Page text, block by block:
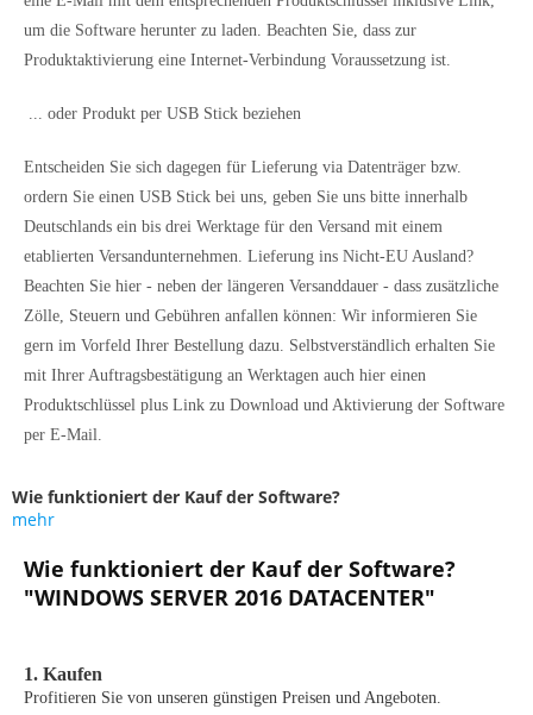
um die Software herunter zu laden. Beachten Sie, dass zur
Produktaktivierung eine Internet-Verbindung Voraussetzung ist.
... oder Produkt per USB Stick beziehen
Entscheiden Sie sich dagegen für Lieferung via Datenträger bzw.
ordern Sie einen USB Stick bei uns, geben Sie uns bitte innerhalb
Deutschlands ein bis drei Werktage für den Versand mit einem
etablierten Versandunternehmen. Lieferung ins Nicht-EU Ausland?
Beachten Sie hier - neben der längeren Versanddauer - dass zusätzliche
Zölle, Steuern und Gebühren anfallen können: Wir informieren Sie
gern im Vorfeld Ihrer Bestellung dazu. Selbstverständlich erhalten Sie
mit Ihrer Auftragsbestätigung an Werktagen auch hier einen
Produktschlüssel plus Link zu Download und Aktivierung der Software
per E-Mail.
Wie funktioniert der Kauf der Software?
mehr
Wie funktioniert der Kauf der Software?
"WINDOWS SERVER 2016 DATACENTER"
1. Kaufen
Profitieren Sie von unseren günstigen Preisen und Angeboten.